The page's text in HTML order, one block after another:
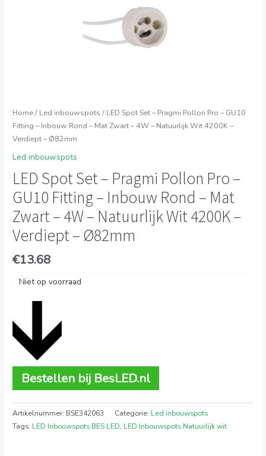
Home/ Led inbouwspots / LED Spot Set – Pragmi Pollon Pro – GU10
Fitting – Inbouw Rond – Mat Zwart – 4W – Natuurlijk Wit 4200K –
Verdiept – Ø82mm
Led inbouwspots
LED Spot Set – Pragmi Pollon Pro –
GU10 Fitting – Inbouw Rond – Mat
Zwart – 4W – Natuurlijk Wit 4200K –
Verdiept – Ø82mm
€13.68
Niet op voorraad
Bestellen bij BesLED.nl
Artikelnummer: BSE342063 Categorie: Led inbouwspots
Tags: LED Inbouwspots BES LED, LED Inbouwspots Natuurlijk wit